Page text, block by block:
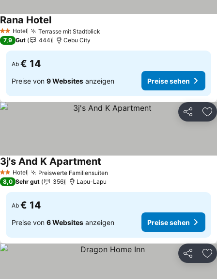
2 Sterne
Hotel Terrasse mit Stadtblick
Rana HotelPreise sehen
7,9 Gut 444 Cebu City
Ab € 14
Preise von 9 Websites anzeigen Preise sehen
Teilen
2 Sterne
Hotel Preiswerte Familiensuiten
3j's And K Apartment
8,0 Sehr gut 356 Lapu-Lapu
Ab € 14
Preise von 6 Websites anzeigen Preise sehen
Teilen